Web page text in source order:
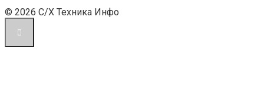
© 2026 С/Х Техника Инфо